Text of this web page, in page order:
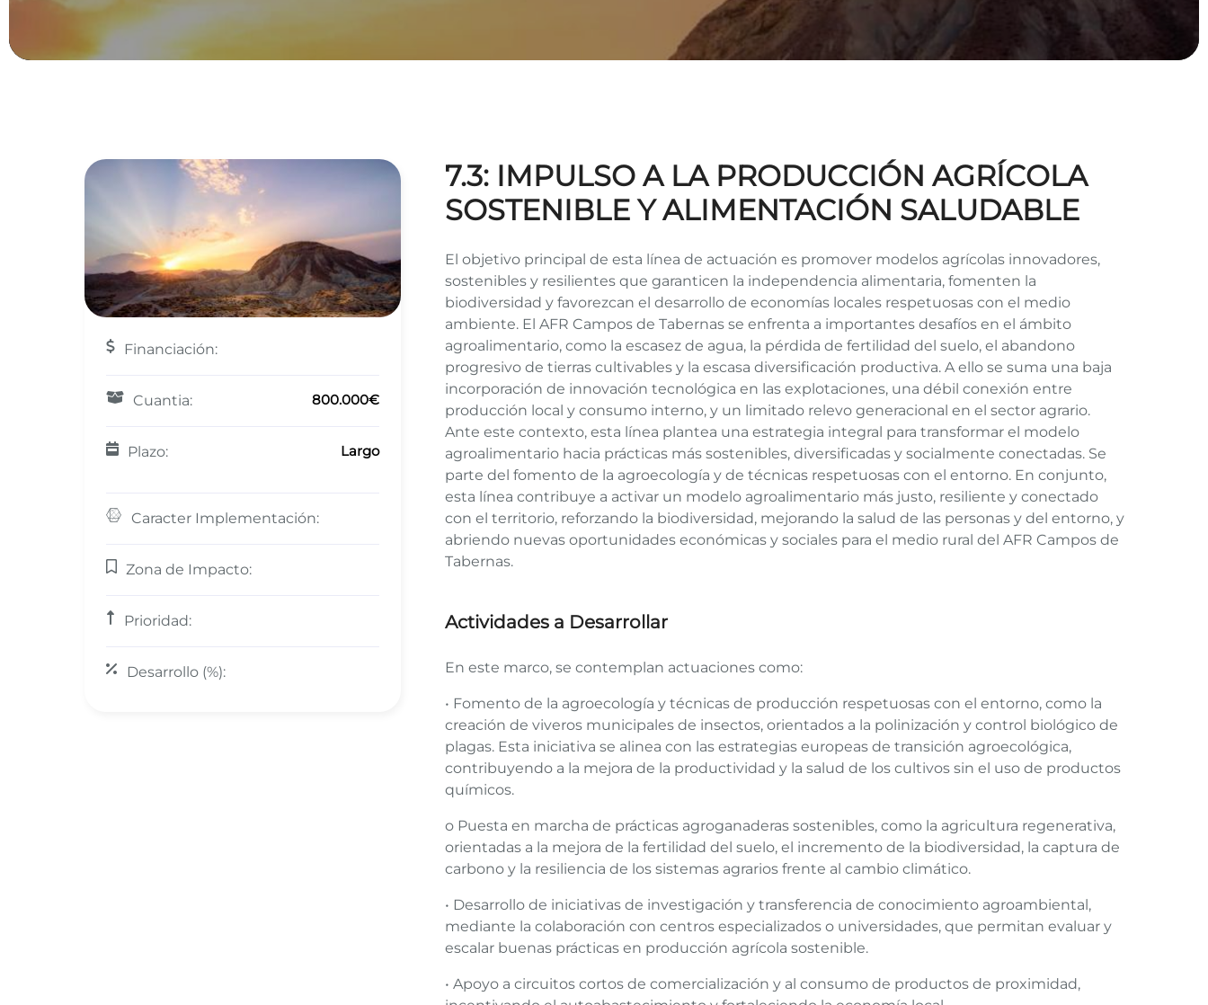
Financiación:
Cuantia: 800.000€
Plazo: Largo
Caracter Implementación:
Zona de Impacto:
Prioridad:
Desarrollo (%):
7.3: IMPULSO A LA PRODUCCIÓN AGRÍCOLA
SOSTENIBLE Y ALIMENTACIÓN SALUDABLE
El objetivo principal de esta línea de actuación es promover modelos agrícolas innovadores,
sostenibles y resilientes que garanticen la independencia alimentaria, fomenten la
biodiversidad y favorezcan el desarrollo de economías locales respetuosas con el medio
ambiente. El AFR Campos de Tabernas se enfrenta a importantes desafíos en el ámbito
agroalimentario, como la escasez de agua, la pérdida de fertilidad del suelo, el abandono
progresivo de tierras cultivables y la escasa diversificación productiva. A ello se suma una baja
incorporación de innovación tecnológica en las explotaciones, una débil conexión entre
producción local y consumo interno, y un limitado relevo generacional en el sector agrario.
Ante este contexto, esta línea plantea una estrategia integral para transformar el modelo
agroalimentario hacia prácticas más sostenibles, diversificadas y socialmente conectadas. Se
parte del fomento de la agroecología y de técnicas respetuosas con el entorno. En conjunto,
esta línea contribuye a activar un modelo agroalimentario más justo, resiliente y conectado
con el territorio, reforzando la biodiversidad, mejorando la salud de las personas y del entorno, y
abriendo nuevas oportunidades económicas y sociales para el medio rural del AFR Campos de
Tabernas.
Actividades a Desarrollar
En este marco, se contemplan actuaciones como:
• Fomento de la agroecología y técnicas de producción respetuosas con el entorno, como la
creación de viveros municipales de insectos, orientados a la polinización y control biológico de
plagas. Esta iniciativa se alinea con las estrategias europeas de transición agroecológica,
contribuyendo a la mejora de la productividad y la salud de los cultivos sin el uso de productos
químicos.
o Puesta en marcha de prácticas agroganaderas sostenibles, como la agricultura regenerativa,
orientadas a la mejora de la fertilidad del suelo, el incremento de la biodiversidad, la captura de
carbono y la resiliencia de los sistemas agrarios frente al cambio climático.
• Desarrollo de iniciativas de investigación y transferencia de conocimiento agroambiental,
mediante la colaboración con centros especializados o universidades, que permitan evaluar y
escalar buenas prácticas en producción agrícola sostenible.
• Apoyo a circuitos cortos de comercialización y al consumo de productos de proximidad,